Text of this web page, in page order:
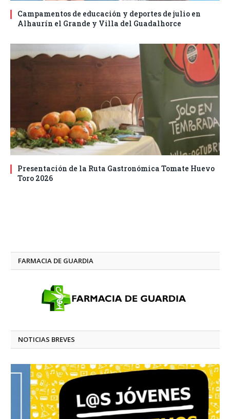
Campamentos de educación y deportes de julio en
Alhaurín el Grande y Villa del Guadalhorce
Presentación de la Ruta Gastronómica Tomate Huevo
Toro 2026
FARMACIA DE GUARDIA
NOTICIAS BREVES